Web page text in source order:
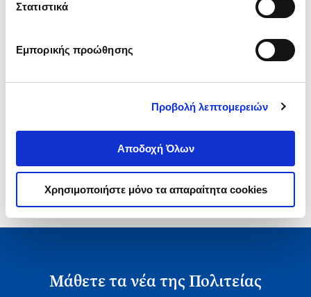
Στατιστικά
Εμπορικής προώθησης
Προβολή λεπτομερειών
Αποδοχή Όλων
Χρησιμοποιήστε μόνο τα απαραίτητα cookies
1-1 από 1 προϊόντα
Μάθετε τα νέα της Πολιτείας